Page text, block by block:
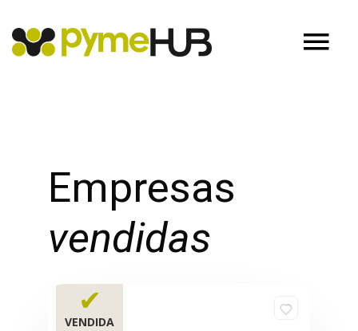
Empresas
vendidas
✔
VENDIDA